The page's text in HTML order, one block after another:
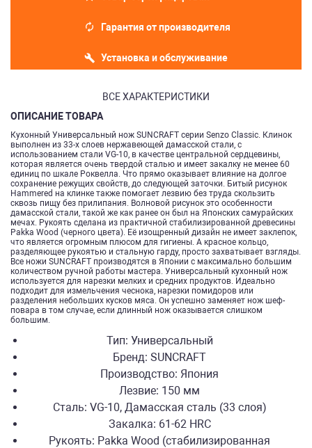
Гарантия от производителя
Установка и обслуживание
ВСЕ ХАРАКТЕРИСТИКИ
ОПИСАНИЕ ТОВАРА
Кухонный Универсальный нож SUNCRAFT серии Senzo Classic. Клинок
выполнен из 33-х слоев нержавеющей дамасской стали, с
использованием стали VG-10, в качестве центральной сердцевины,
которая является очень твердой сталью и имеет закалку не менее 60
единиц по шкале Роквелла. Что прямо оказывает влияние на долгое
сохранение режущих свойств, до следующей заточки. Битый рисунок
Hammered на клинке также помогает лезвию без труда скользить
сквозь пищу без прилипания. Волновой рисунок это особенности
дамасской стали, такой же как ранее он был на Японских самурайских
мечах. Рукоять сделана из практичной стабилизированной древесины
Pakka Wood (черного цвета). Её изощренный дизайн не имеет заклепок,
что является огромным плюсом для гигиены. А красное кольцо,
разделяющее рукоятью и стальную гарду, просто захватывает взгляды.
Все ножи SUNCRAFT производятся в Японии с максимально большим
количеством ручной работы мастера. Универсальный кухонный нож
используется для нарезки мелких и средних продуктов. Идеально
подходит для измельчения чеснока, нарезки помидоров или
разделения небольших кусков мяса. Он успешно заменяет нож шеф-
повара в том случае, если длинный нож оказывается слишком
большим.
Тип: Универсальный
Бренд: SUNCRAFT
Производство: Япония
Лезвие: 150 мм
Сталь: VG-10, Дамасская сталь (33 слоя)
Закалка: 61-62 HRC
Рукоять: Pakka Wood (стабилизированная